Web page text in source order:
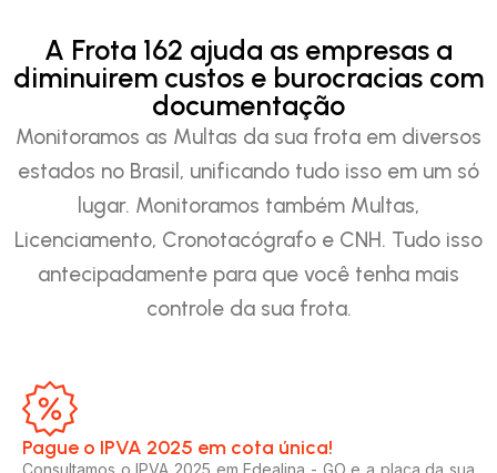
A Frota 162 ajuda as empresas a
diminuirem custos e burocracias com
documentação
Monitoramos as Multas da sua frota em diversos
estados no Brasil, unificando tudo isso em um só
lugar. Monitoramos também Multas,
Licenciamento, Cronotacógrafo e CNH. Tudo isso
antecipadamente para que você tenha mais
controle da sua frota.
Pague o IPVA 2025 em cota única!​
Consultamos o IPVA 2025 em Edealina - GO e a placa da sua